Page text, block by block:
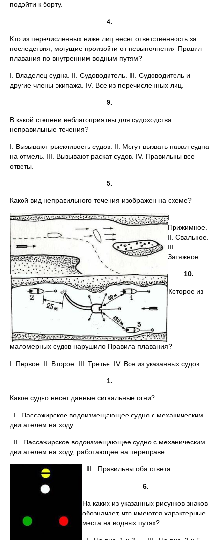
подойти к борту.
4.
Кто из перечисленных ниже лиц несет ответственность за
последствия, могущие произойти от невыполнения Правил
плавания по внутренним водным путям?
I. Владелец судна. II. Судоводитель. III. Судоводитель и
другие члены экипажа. IV. Все из перечисленных лиц.
9.
В какой степени неблагоприятны для судоходства
неправильные течения?
I. Вызывают рыскливость судов. II. Могут вызвать навал судна
на отмель. III. Вызывают раскат судов. IV. Правильны все
ответы.
5.
Какой вид неправильного течения изображен на схеме?
I.
Прижимное.
II. Свальное.
III.
Затяжное.
10.
Которое из
маломерных судов нарушило Правила плавания?
I. Первое. II. Второе. III. Третье. IV. Все из указанных судов.
1.
Какое судно несет данные сигнальные огни?
I. Пассажирское водоизмещающее судно с механическим
двигателем на ходу.
II. Пассажирское водоизмещающее судно с механическим
двигателем на ходу, работающее на переправе.
III. Правильны оба ответа.
6.
На каких из указанных рисунков знаков
обозначает, что имеются характерные
места на водных путях?